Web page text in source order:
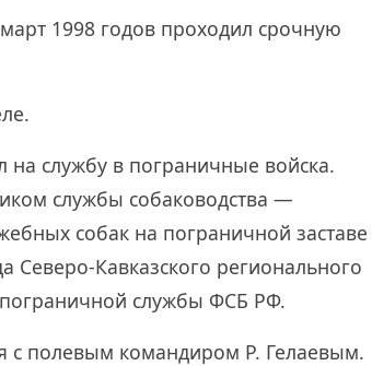
1998 годов проходил срочную
на службу в пограничные войска.
службы собаководства —
собак на пограничной заставе
Северо-Кавказского регионального
службы ФСБ РФ.
с полевым командиром Р. Гелаевым.